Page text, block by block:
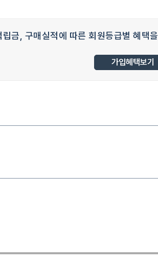
금, 구매실적에 따른 회원등급별 혜택을
가입혜택보기